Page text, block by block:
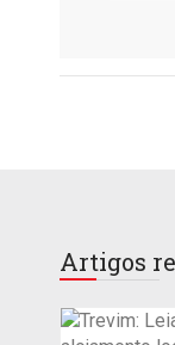
Artigos